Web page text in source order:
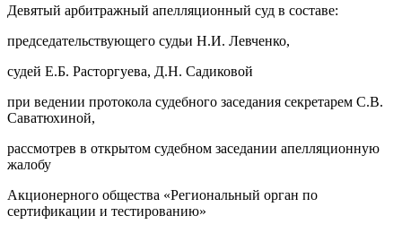
Девятый арбитражный апелляционный суд в составе:
председательствующего судьи Н.И. Левченко,
судей Е.Б. Расторгуева, Д.Н. Садиковой
при ведении протокола судебного заседания секретарем С.В.
Саватюхиной,
рассмотрев в открытом судебном заседании апелляционную
жалобу
Акционерного общества «Региональный орган по
сертификации и тестированию»